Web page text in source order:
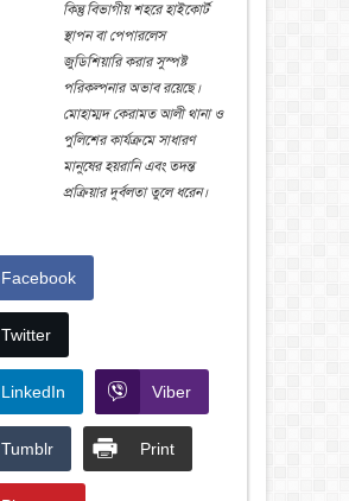
কিন্তু বিভাগীয় শহরে হাইকোর্ট
স্থাপন বা পেপারলেস
জুডিশিয়ারি করার সুস্পষ্ট
পরিকল্পনার অভাব রয়েছে।
মোহাম্মদ কেরামত আলী থানা ও
পুলিশের কার্যক্রমে সাধারণ
মানুষের হয়রানি এবং তদন্ত
প্রক্রিয়ার দুর্বলতা তুলে ধরেন।
Facebook
Twitter
LinkedIn Viber
Tumblr Print